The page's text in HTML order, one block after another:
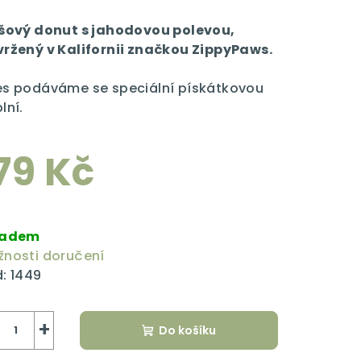
donut s jahodovou polevou,
v Kalifornii značkou ZippyPaws.
podáváme se speciální pískátkovou
Kč
doručení
1449
+ Do košíku